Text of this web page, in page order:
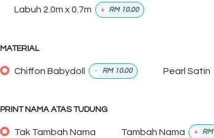
Labuh 2.0m x 0.7m + RM 10.00
MATERIAL
Chiffon Babydoll - RM 10.00 Pearl Satin
PRINT NAMA ATAS TUDUNG
Tak Tambah Nama Tambah Nama + RM